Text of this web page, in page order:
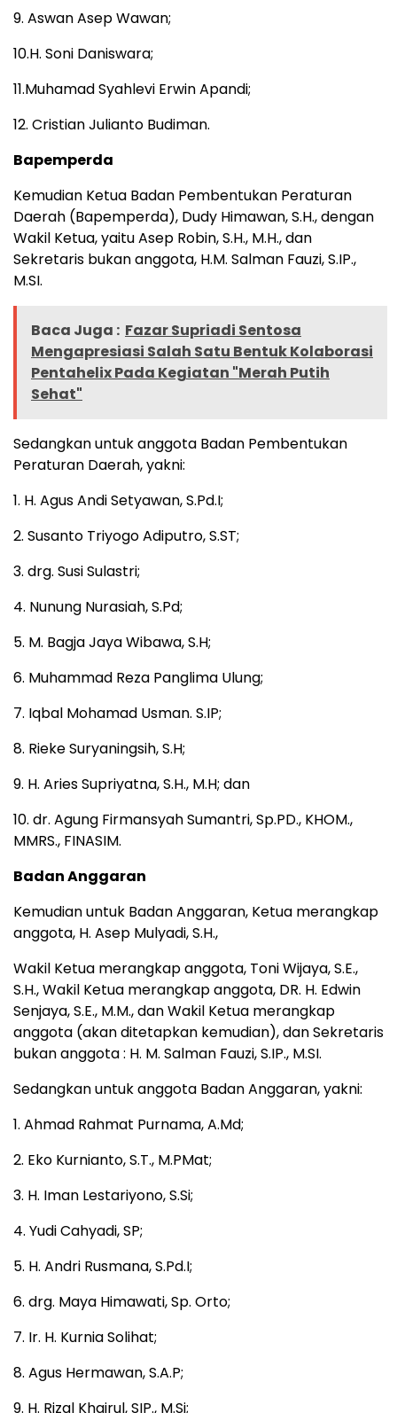
9. Aswan Asep Wawan;
10.H. Soni Daniswara;
11.Muhamad Syahlevi Erwin Apandi;
12. Cristian Julianto Budiman.
Bapemperda
Kemudian Ketua Badan Pembentukan Peraturan
Daerah (Bapemperda), Dudy Himawan, S.H., dengan
Wakil Ketua, yaitu Asep Robin, S.H., M.H., dan
Sekretaris bukan anggota, H.M. Salman Fauzi, S.IP.,
M.SI.
Baca Juga : Fazar Supriadi Sentosa
Mengapresiasi Salah Satu Bentuk Kolaborasi
Pentahelix Pada Kegiatan "Merah Putih
Sehat"
Sedangkan untuk anggota Badan Pembentukan
Peraturan Daerah, yakni:
1. H. Agus Andi Setyawan, S.Pd.I;
2. Susanto Triyogo Adiputro, S.ST;
3. drg. Susi Sulastri;
4. Nunung Nurasiah, S.Pd;
5. M. Bagja Jaya Wibawa, S.H;
6. Muhammad Reza Panglima Ulung;
7. Iqbal Mohamad Usman. S.IP;
8. Rieke Suryaningsih, S.H;
9. H. Aries Supriyatna, S.H., M.H; dan
10. dr. Agung Firmansyah Sumantri, Sp.PD., KHOM.,
MMRS., FINASIM.
Badan Anggaran
Kemudian untuk Badan Anggaran, Ketua merangkap
anggota, H. Asep Mulyadi, S.H.,
Wakil Ketua merangkap anggota, Toni Wijaya, S.E.,
S.H., Wakil Ketua merangkap anggota, DR. H. Edwin
Senjaya, S.E., M.M., dan Wakil Ketua merangkap
anggota (akan ditetapkan kemudian), dan Sekretaris
bukan anggota : H. M. Salman Fauzi, S.IP., M.SI.
Sedangkan untuk anggota Badan Anggaran, yakni:
1. Ahmad Rahmat Purnama, A.Md;
2. Eko Kurnianto, S.T., M.PMat;
3. H. Iman Lestariyono, S.Si;
4. Yudi Cahyadi, SP;
5. H. Andri Rusmana, S.Pd.I;
6. drg. Maya Himawati, Sp. Orto;
7. Ir. H. Kurnia Solihat;
8. Agus Hermawan, S.A.P;
9. H. Rizal Khairul, SIP., M.Si;